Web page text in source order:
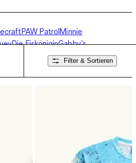
PAW PatrolMinnie
Die EisköniginGabby's
Filter & Sortieren